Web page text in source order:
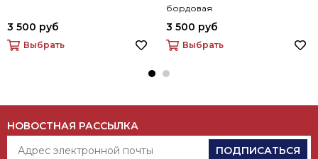
3 500 руб
Выбрать
бордовая
3 500 руб
Выбрать
НОВОСТНАЯ РАССЫЛКА
ПОДПИСАТЬСЯ